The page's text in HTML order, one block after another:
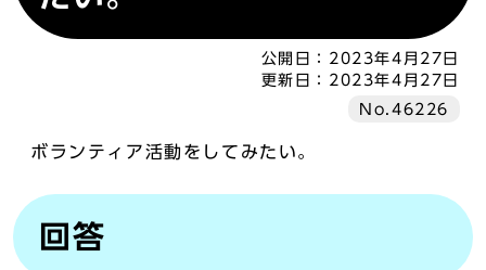
公開日： 2023年4月27日
更新日： 2023年4月27日
No.46226
ボランティア活動をしてみたい。
回答